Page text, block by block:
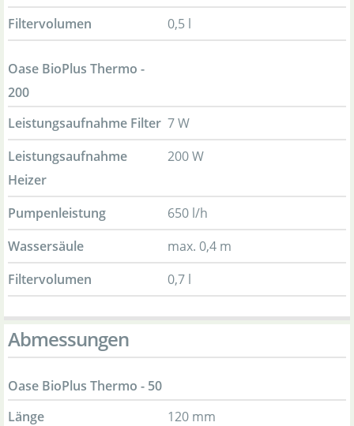
Filtervolumen
0,5 l
Oase BioPlus Thermo -
200
Leistungsaufnahme Filter 7 W
Leistungsaufnahme
Heizer
200 W
Pumpenleistung
650 l/h
Wassersäule
max. 0,4 m
Filtervolumen
0,7 l
Abmessungen
Oase BioPlus Thermo - 50
Länge
120 mm